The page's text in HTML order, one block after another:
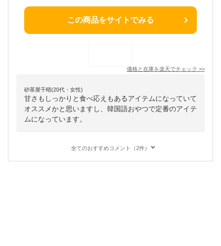
この商品をサイトでみる
価格と在庫を楽天でチェック >>
砂茶屋千晴(20代・女性)
甘さもしっかりと食べ応えもあるアイテムになっていて
オススメかと思いますし、韓国語おやつで定番のアイテ
ムになっています。
全てのおすすめコメント（2件）